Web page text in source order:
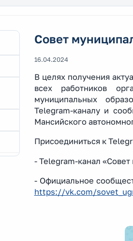
Совет
16.04.2024
В целях получения
всех работников
муниципальных
Telegram-каналу и
Мансийского
Присоединиться к
- Telegram-канал
- Официальное
https://vk.com/